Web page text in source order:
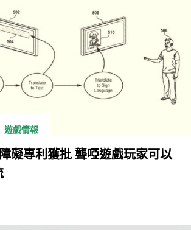
遊戲情報
礙專利獲批 聾啞遊戲玩家可以